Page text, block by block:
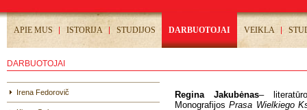
APIE MUS ISTORIJA STUDIJOS DARBUOTOJAI VEIKLA
DARBUOTOJAI
Irena Fedorovič Regina Jakubėnas–
MonografijosPrasa Wielkiego